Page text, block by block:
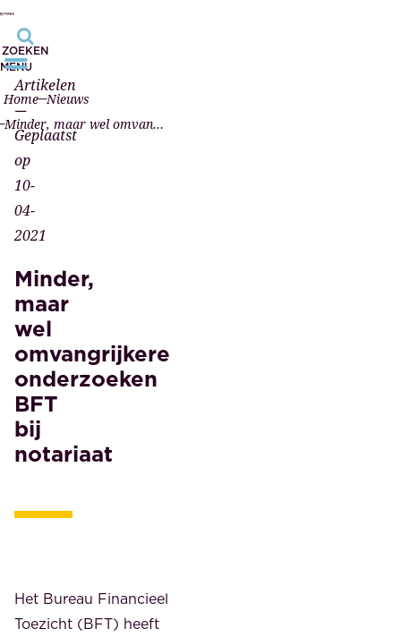
ZOEKEN
MENU
Home Nieuws
Minder, maar wel omvangrijkere onderzoeken BFT bij notariaat
Artikelen
—
Geplaatst
op
10-
04-
2021
Minder,
maar
wel
omvangrijkere
onderzoeken
BFT
bij
notariaat
Het Bureau Financieel
Toezicht (BFT) heeft